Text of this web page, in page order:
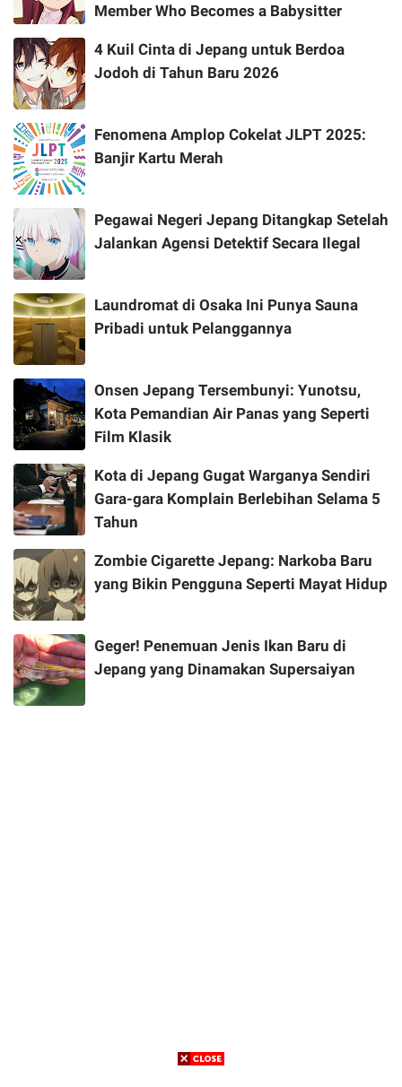
Member Who Becomes a Babysitter
4 Kuil Cinta di Jepang untuk Berdoa
Jodoh di Tahun Baru 2026
Fenomena Amplop Cokelat JLPT 2025:
Banjir Kartu Merah
Pegawai Negeri Jepang Ditangkap Setelah
Jalankan Agensi Detektif Secara Ilegal
Laundromat di Osaka Ini Punya Sauna
Pribadi untuk Pelanggannya
Onsen Jepang Tersembunyi: Yunotsu,
Kota Pemandian Air Panas yang Seperti
Film Klasik
Kota di Jepang Gugat Warganya Sendiri
Gara-gara Komplain Berlebihan Selama 5
Tahun
Zombie Cigarette Jepang: Narkoba Baru
yang Bikin Pengguna Seperti Mayat Hidup
Geger! Penemuan Jenis Ikan Baru di
Jepang yang Dinamakan Supersaiyan